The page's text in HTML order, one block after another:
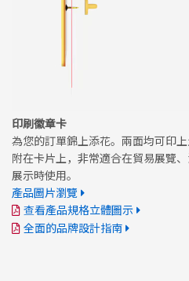
印刷徽章卡
為您的訂單錦上添花。兩面均可印
附在卡片上，非常適合在貿易展覽
展示時使用。
產品圖片瀏覽
查看產品規格立體圖示
全面的品牌設計指南